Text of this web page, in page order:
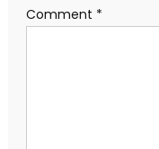
Comment *